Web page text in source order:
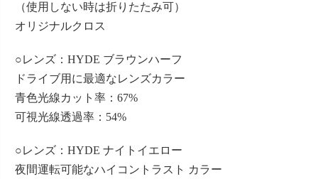
（使用しない時は折りたたみ可）
オリジナルクロス
○レンズ：HYDE ブラウンハーフ
ドライブ用に最適なレンズカラー
青色光線カット率：67%
可視光線透過率：54%
○レンズ：HYDE ナイトイエロー
夜間運転可能なハイコントラスト カラー